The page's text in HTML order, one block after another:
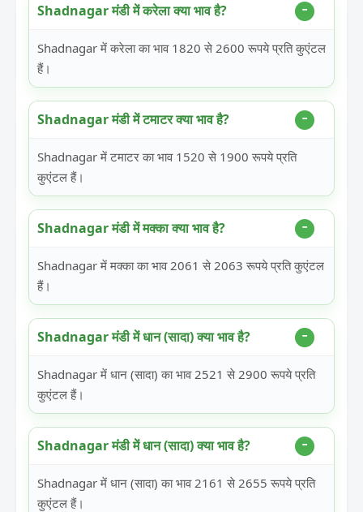
Shadnagar मंडी में करेला क्या भाव है?
Shadnagar में करेला का भाव 1820 से 2600 रूपये प्रति कुएंटल
हैं।
Shadnagar मंडी में टमाटर क्या भाव है?
Shadnagar में टमाटर का भाव 1520 से 1900 रूपये प्रति
कुएंटल हैं।
Shadnagar मंडी में मक्का क्या भाव है?
Shadnagar में मक्का का भाव 2061 से 2063 रूपये प्रति कुएंटल
हैं।
Shadnagar मंडी में धान (सादा) क्या भाव है?
Shadnagar में धान (सादा) का भाव 2521 से 2900 रूपये प्रति
कुएंटल हैं।
Shadnagar मंडी में धान (सादा) क्या भाव है?
Shadnagar में धान (सादा) का भाव 2161 से 2655 रूपये प्रति
कुएंटल हैं।